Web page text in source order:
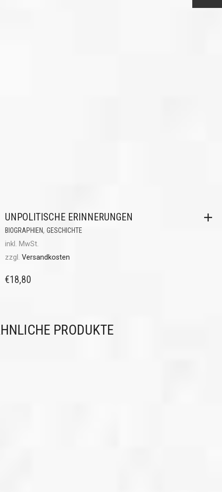
UNPOLITISCHE ERINNERUNGEN
BIOGRAPHIEN, GESCHICHTE
inkl. MwSt.
zzgl. Versandkosten
€18,80
PRODUKTE